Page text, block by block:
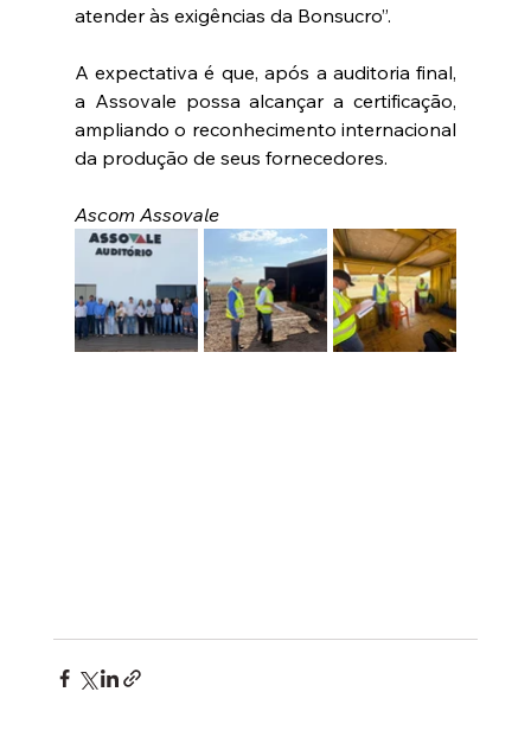
atender às exigências da Bonsucro”.
A expectativa é que, após a auditoria final,
a Assovale possa alcançar a certificação,
ampliando o reconhecimento internacional
da produção de seus fornecedores.
Ascom Assovale